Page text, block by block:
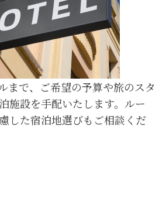
まで、ご希望の予算や旅のスタ
施設を手配いたします。ルー
した宿泊地選びもご相談くだ